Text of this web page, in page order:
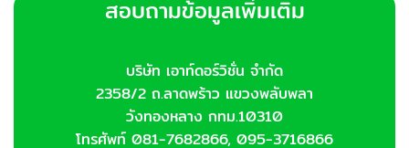
สอบถามข้อมูลเพิ่มเติม
บริษัท เอาท์ดอร์วิชั่น จำกัด
2358/2 ถ.ลาดพร้าว แขวงพลับพลา
วังทองหลาง กทม.10310
โทรศัพท์ 081-7682866, 095-3716866